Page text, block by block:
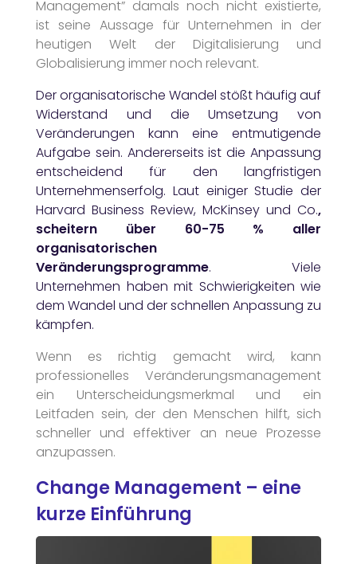
Management” damals noch nicht existierte,
ist seine Aussage für Unternehmen in der
heutigen Welt der Digitalisierung und
Globalisierung immer noch relevant.
Der organisatorische Wandel stößt häufig auf
Widerstand und die Umsetzung von
Veränderungen kann eine entmutigende
Aufgabe sein. Andererseits ist die Anpassung
entscheidend für den langfristigen
Unternehmenserfolg. Laut einiger Studie der
Harvard Business Review, McKinsey und Co.,
scheitern über 60-75 % aller
organisatorischen
Veränderungsprogramme. Viele
Unternehmen haben mit Schwierigkeiten wie
dem Wandel und der schnellen Anpassung zu
kämpfen.
Wenn es richtig gemacht wird, kann
professionelles Veränderungsmanagement
ein Unterscheidungsmerkmal und ein
Leitfaden sein, der den Menschen hilft, sich
schneller und effektiver an neue Prozesse
anzupassen.
Change Management – eine
kurze Einführung